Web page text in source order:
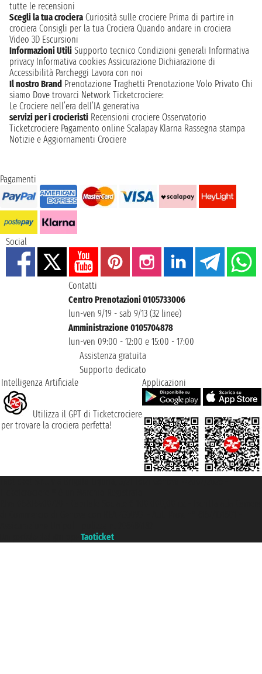
tutte le recensioni
Scegli la tua crociera Curiosità sulle crociere Prima di partire in
crociera Consigli per la tua Crociera Quando andare in crociera
Video 3D Escursioni
Informazioni Utili Supporto tecnico Condizioni generali Informativa
privacy Informativa cookies Assicurazione Dichiarazione di
Accessibilità Parcheggi Lavora con noi
Il nostro Brand Prenotazione Traghetti Prenotazione Volo Privato Chi
siamo Dove trovarci Network Ticketcrociere:
Le Crociere nell’era dell’IA generativa
servizi per i crocieristi Recensioni crociere Osservatorio
Ticketcrociere Pagamento online Scalapay Klarna Rassegna stampa
Notizie e Aggiornamenti Crociere
Pagamenti
Social
Contatti
Centro Prenotazioni 0105733006
lun-ven 9/19 - sab 9/13 (32 linee)
Amministrazione 0105704878
lun-ven 09:00 - 12:00 e 15:00 - 17:00
Assistenza gratuita
Supporto dedicato
Intelligenza Artificiale
Utilizza il GPT di Ticketcrociere
per trovare la crociera perfetta!
Applicazioni
Taoticket